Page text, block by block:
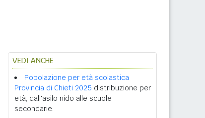
VEDI ANCHE
Popolazione per età scolastica
Provincia di Chieti 2025 distribuzione per
età, dall'asilo nido alle scuole
secondarie.